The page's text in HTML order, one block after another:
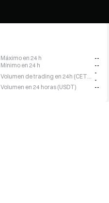
Máximo en 24 h
--
Mínimo en 24 h
--
-
-
Volumen en 24 horas (USDT)
--